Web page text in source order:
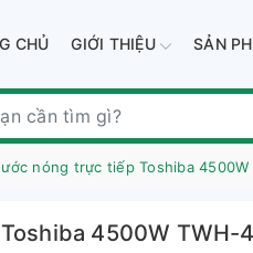
CHỦ GIỚI THIỆU SẢN
nóng trực tiếp Toshiba
4500W TWH-